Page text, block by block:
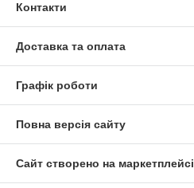
Контакти
Доставка та оплата
Графік роботи
Повна версія сайту
Сайт створено на маркетплейсі